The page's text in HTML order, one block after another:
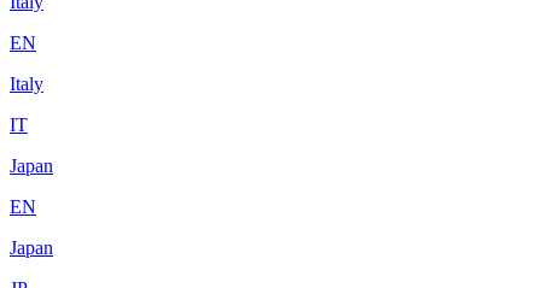
EN
Italy
IT
Japan
EN
Japan